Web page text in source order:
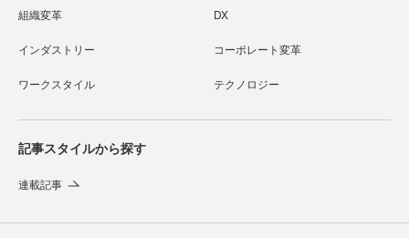
組織変革 DX
インダストリー コーポレート変革
ワークスタイル テクノロジー
記事スタイルから探す
連載記事